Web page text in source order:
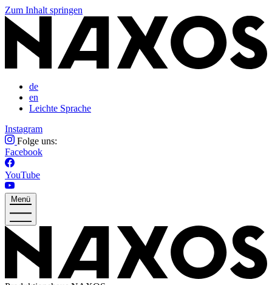
Zum Inhalt springen
de
en
Leichte Sprache
Instagram
Folge uns:
Facebook
YouTube
Menü